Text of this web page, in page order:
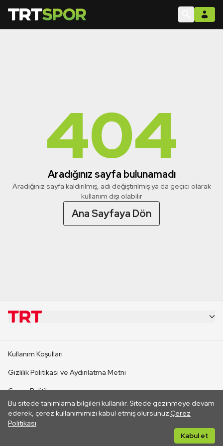
404
Aradığınız sayfa bulunamadı
Aradığınız sayfa kaldırılmış, adı değiştirilmiş ya da geçici olarak
kullanım dışı olabilir
Ana Sayfaya Dön
Bu sitede tanımlama bilgileri kullanılır. Sitede gezinmeye devam
ederek, çerez kullanımımızı kabul etmiş olursunuz.Çerez
Politikası
Kabul et
CANLI YAYINLAR
Kullanım Koşulları
Gizlilik Politikası ve Aydınlatma Metni
Çerez Politikası
İletişim
Her hakkı saklıdır. ©2026 TRT. Bağlantı yoluyla gidilen dış